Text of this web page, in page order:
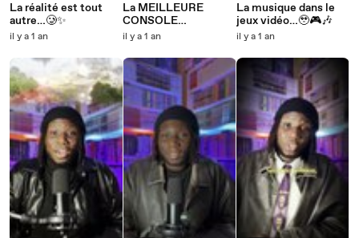
La réalité est tout
autre…🥲✨
il y a 1 an
La MEILLEURE
CONSOLE
PORTABLE ??? 🎮📲
il y a 1 an
La musique dans le
jeux vidéo…🥹🎮🎶
il y a 1 an